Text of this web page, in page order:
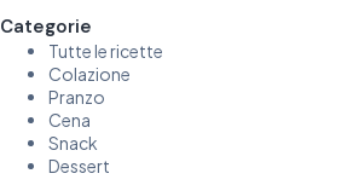
Categorie
Tutte le ricette
Colazione
Pranzo
Cena
Snack
Dessert